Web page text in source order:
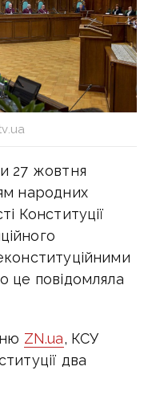
27 жовтня
народних
Конституції
це повідомляла
ZN.ua, КСУ
два